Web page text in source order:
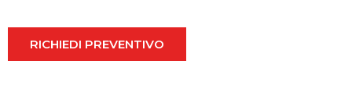
RICHIEDI PREVENTIVO